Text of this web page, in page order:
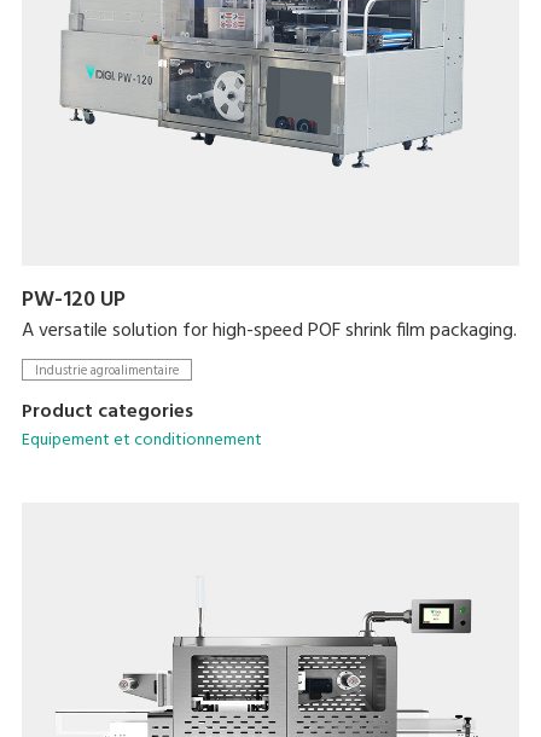
PW-120 UP
A versatile solution for high-speed POF shrink film packaging.
Industrie agroalimentaire
Product categories
Equipement et conditionnement